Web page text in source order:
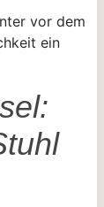
vor dem
ein